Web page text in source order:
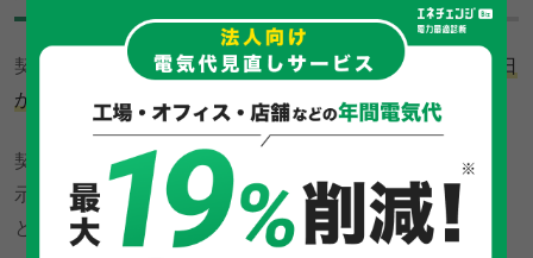
契約期間は、
需給契約が成立した日から、料金適用開始日
が属する年度の翌年度の3月31日まで
となっています。
契約期間満了日の3カ月前までに解約、変更などの意思表
示がない場合は、電気需給契約は契約期間満了後も1年ご
とに同一条件で更新されます。